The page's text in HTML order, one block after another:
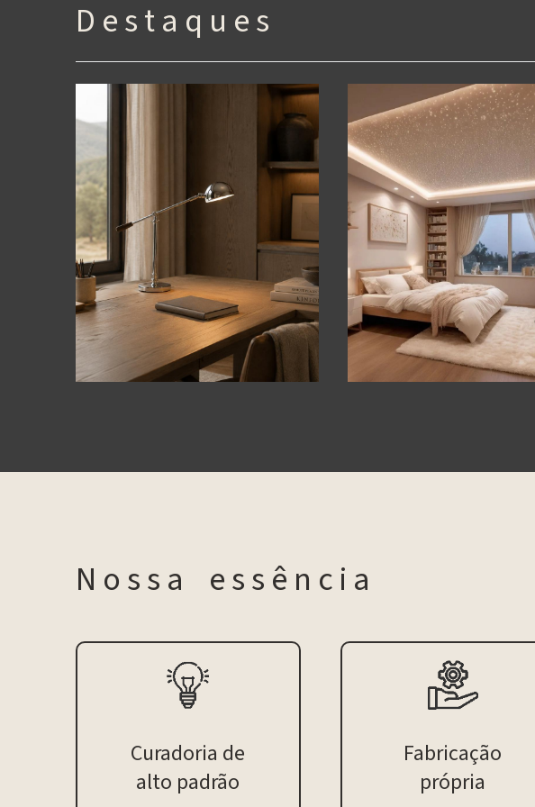
D e s t a q u e s
N o s s a e s s ê n c i a
Curadoria de
alto padrão
Fabricação
própria